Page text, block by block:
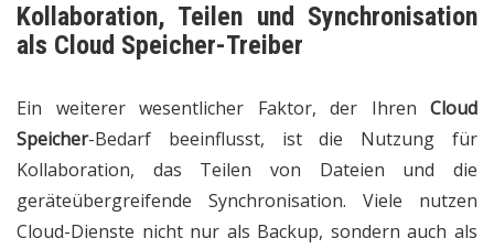
Kollaboration, Teilen und Synchronisation
als Cloud Speicher-Treiber
Ein weiterer wesentlicher Faktor, der Ihren Cloud
Speicher-Bedarf beeinflusst, ist die Nutzung für
Kollaboration, das Teilen von Dateien und die
geräteübergreifende Synchronisation. Viele nutzen
Cloud-Dienste nicht nur als Backup, sondern auch als